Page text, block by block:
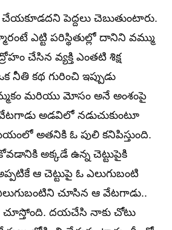
పెద్దలు చెబుతుంటారు.
ఎట్టి పరిస్థితుల్లో దానిని వమ్ము
చేసిన వ్యక్తి ఎంతటి శిక్ష
నీతి కథ గురించి ఇప్పుడు
మరియు మోసం అనే అంశంపై
అడవిలో నడుచుకుంటూ
అతనికి ఓ పులి కనిపిస్తుంది.
అక్కడే ఉన్న చెట్టుపైకి
ఆ చెట్టుపై ఓ ఎలుగుబంటి
చూసిన ఆ వేటగాడు..
చూస్తోంది. దయచేసి నాకు చోటు